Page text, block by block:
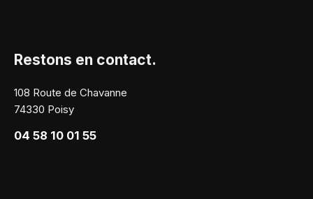
Restons en contact.
108 Route de Chavanne
74330 Poisy
04 58 10 01 55